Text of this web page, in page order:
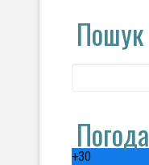
Пошук
Погода
+30